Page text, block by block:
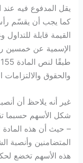
كما يجب أن يقسّم
القيمة قابلة للتداول
الإسمية عن خمسين
والحقوق والالتزامات
غير أنه يلاحظ أن
– حيث أن هذه المادة
المتضامنين وأنصبة
هذه الأسهم تخضع